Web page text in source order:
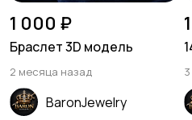
1 000 ₽
Браслет 3D модель
2 месяца назад
BaronJewelry